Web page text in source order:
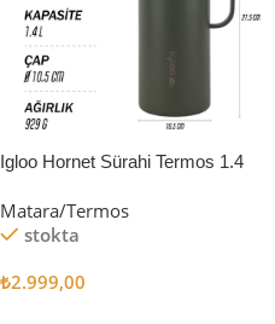
Igloo Hornet Sürahi Termos 1.4
Matara/Termos
stokta
₺2.999,00